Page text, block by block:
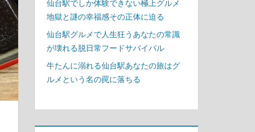
仙台駅でしか体験できない極上グルメ
地獄と謎の幸福感その正体に迫る
仙台駅グルメで人生狂うあなたの常識
が壊れる脱日常フードサバイバル
牛たんに溺れる仙台駅あなたの旅はグ
ルメという名の罠に落ちる